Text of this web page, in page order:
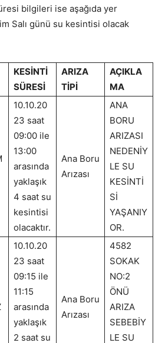
bilgileri ise aşağıda yer
Salı günü su kesintisi olacak
KESİNTİ
SÜRESİ
ARIZA
TİPİ
AÇIKLA
MA
10.10.20
23 saat
09:00 ile
13:00
arasında
yaklaşık
4 saat su
kesintisi
olacaktır.
Ana Boru
Arızası
ANA
BORU
ARIZASI
NEDENİY
LE SU
KESİNTİ
Sİ
YAŞANIY
OR.
10.10.20
23 saat
09:15 ile
11:15
arasında
yaklaşık
2 saat su
Ana Boru
Arızası
4582
SOKAK
NO:2
ÖNÜ
ARIZA
SEBEBİY
LE SU